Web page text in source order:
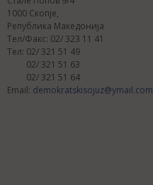
1000 Скопје,
Република Македонија
Тел/Факс: 02/ 323 11 41
Тел: 02/ 321 51 49
02/ 321 51 63
02/ 321 51 64
Email: demokratskisojuz@ymail.com